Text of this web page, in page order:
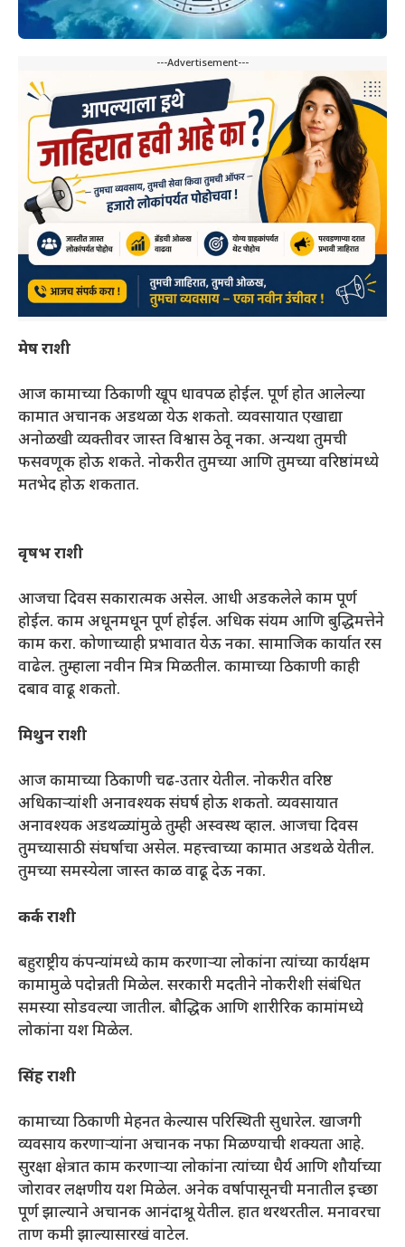
---Advertisement---
मेष राशी
आज कामाच्या ठिकाणी खूप धावपळ होईल. पूर्ण होत आलेल्या
कामात अचानक अडथळा येऊ शकतो. व्यवसायात एखाद्या
अनोळखी व्यक्तीवर जास्त विश्वास ठेवू नका. अन्यथा तुमची
फसवणूक होऊ शकते. नोकरीत तुमच्या आणि तुमच्या वरिष्ठांमध्ये
मतभेद होऊ शकतात.
वृषभ राशी
आजचा दिवस सकारात्मक असेल. आधी अडकलेले काम पूर्ण
होईल. काम अधूनमधून पूर्ण होईल. अधिक संयम आणि बुद्धिमत्तेने
काम करा. कोणाच्याही प्रभावात येऊ नका. सामाजिक कार्यात रस
वाढेल. तुम्हाला नवीन मित्र मिळतील. कामाच्या ठिकाणी काही
दबाव वाढू शकतो.
मिथुन राशी
आज कामाच्या ठिकाणी चढ-उतार येतील. नोकरीत वरिष्ठ
अधिकाऱ्यांशी अनावश्यक संघर्ष होऊ शकतो. व्यवसायात
अनावश्यक अडथळ्यांमुळे तुम्ही अस्वस्थ व्हाल. आजचा दिवस
तुमच्यासाठी संघर्षाचा असेल. महत्त्वाच्या कामात अडथळे येतील.
तुमच्या समस्येला जास्त काळ वाढू देऊ नका.
कर्क राशी
बहुराष्ट्रीय कंपन्यांमध्ये काम करणाऱ्या लोकांना त्यांच्या कार्यक्षम
कामामुळे पदोन्नती मिळेल. सरकारी मदतीने नोकरीशी संबंधित
समस्या सोडवल्या जातील. बौद्धिक आणि शारीरिक कामांमध्ये
लोकांना यश मिळेल.
सिंह राशी
कामाच्या ठिकाणी मेहनत केल्यास परिस्थिती सुधारेल. खाजगी
व्यवसाय करणाऱ्यांना अचानक नफा मिळण्याची शक्यता आहे.
सुरक्षा क्षेत्रात काम करणाऱ्या लोकांना त्यांच्या धैर्य आणि शौर्याच्या
जोरावर लक्षणीय यश मिळेल. अनेक वर्षापासूनची मनातील इच्छा
पूर्ण झाल्याने अचानक आनंदाश्रू येतील. हात थरथरतील. मनावरचा
ताण कमी झाल्यासारखं वाटेल.